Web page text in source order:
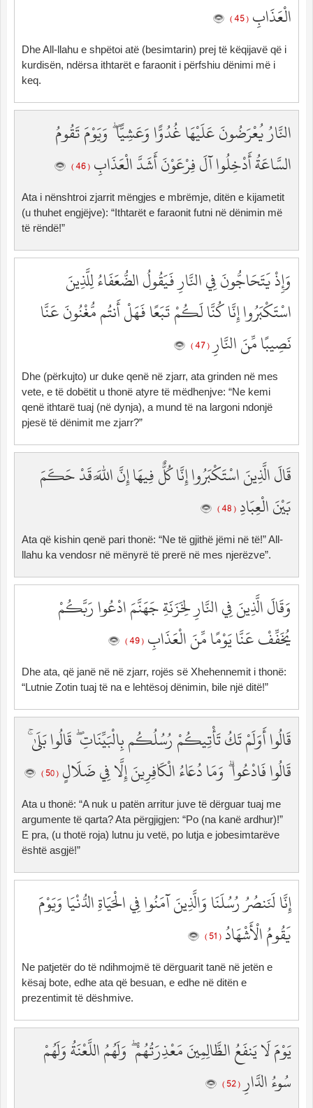
الْعَذَابِ ( 45 )
Dhe All-llahu e shpëtoi atë (besimtarin) prej të këqijavë që i
kurdisën, ndërsa ithtarët e faraonit i përfshiu dënimi më i
keq.
النَّارُ يُعْرَضُونَ عَلَيْهَا غُدُوًّا وَعَشِيًّا ۖ وَيَوْمَ تَقُومُ
السَّاعَةُ أَدْخِلُوا آلَ فِرْعَوْنَ أَشَدَّ الْعَذَابِ ( 46 )
Ata i nënshtroi zjarrit mëngjes e mbrëmje, ditën e kijametit
(u thuhet engjëjve): “Ithtarët e faraonit futni në dënimin më
të rëndë!”
وَإِذْ يَتَحَاجُّونَ فِي النَّارِ فَيَقُولُ الضُّعَفَاءُ لِلَّذِينَ
اسْتَكْبَرُوا إِنَّا كُنَّا لَكُمْ تَبَعًا فَهَلْ أَنتُم مُّغْنُونَ عَنَّا
نَصِيبًا مِّنَ النَّارِ( 47 )
Dhe (përkujto) ur duke qenë në zjarr, ata grinden në mes
vete, e të dobëtit u thonë atyre të mëdhenjve: “Ne kemi
qenë ithtarë tuaj (në dynja), a mund të na largoni ndonjë
pjesë të dënimit me zjarr?”
قَالَ الَّذِينَ اسْتَكْبَرُوا إِنَّا كُلٌّ فِيهَا إِنَّ اللَّهَ قَدْ حَكَمَ
بَيْنَ الْعِبَادِ ( 48 )
Ata që kishin qenë pari thonë: “Ne të gjithë jëmi në të!” All-
llahu ka vendosr në mënyrë të prerë në mes njerëzve”.
وَقَالَ الَّذِينَ فِي النَّارِ لِخَزَنَةِ جَهَنَّمَ ادْعُوا رَبَّكُمْ
يُخَفِّفْ عَنَّا يَوْمًا مِّنَ الْعَذَابِ ( 49 )
Dhe ata, që janë në në zjarr, rojës së Xhehennemit i thonë:
“Lutnie Zotin tuaj të na e lehtësoj dënimin, bile një ditë!”
قَالُوا أَوَلَمْ تَكُ تَأْتِيكُمْ رُسُلُكُم بِالْبَيِّنَاتِ ۖ قَالُوا بَلَىٰ ۚ
قَالُوا فَادْعُوا ۗ وَمَا دُعَاءُ الْكَافِرِينَ إِلَّا فِي ضَلَالٍ ( 50 )
Ata u thonë: “A nuk u patën arritur juve të dërguar tuaj me
argumente të qarta? Ata përgjigjen: “Po (na kanë ardhur)!”
E pra, (u thotë roja) lutnu ju vetë, po lutja e jobesimtarëve
është asgjë!”
إِنَّا لَنَنصُرُ رُسُلَنَا وَالَّذِينَ آمَنُوا فِي الْحَيَاةِ الدُّنْيَا وَيَوْمَ
يَقُومُ الْأَشْهَادُ ( 51 )
Ne patjetër do të ndihmojmë të dërguarit tanë në jetën e
kësaj bote, edhe ata që besuan, e edhe në ditën e
prezentimit të dëshmive.
يَوْمَ لَا يَنفَعُ الظَّالِمِينَ مَعْذِرَتُهُمْ ۖ وَلَهُمُ اللَّعْنَةُ وَلَهُمْ
سُوءُ الدَّارِ( 52 )